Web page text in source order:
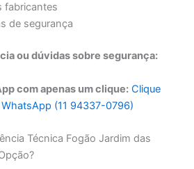
fabricantes
de segurança
ou dúvidas sobre segurança:
com apenas um clique: Clique
(11 94337-0796)
Técnica Fogão Jardim das